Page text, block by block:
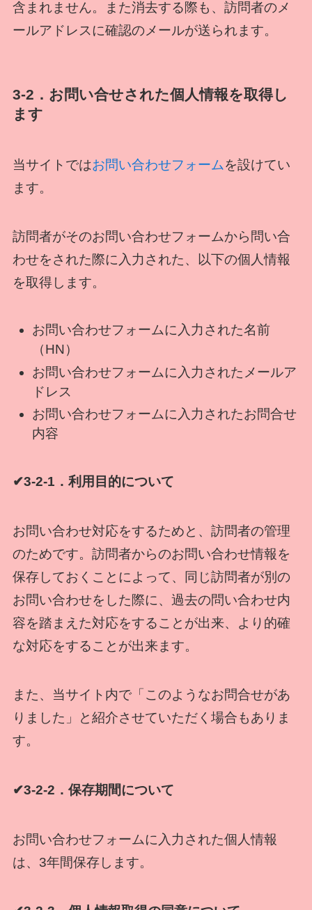
含まれません。また消去する際も、訪問者のメ
ールアドレスに確認のメールが送られます。
3-2．お問い合せされた個人情報を取得し
ます
当サイトではお問い合わせフォームを設けてい
ます。
訪問者がそのお問い合わせフォームから問い合
わせをされた際に入力された、以下の個人情報
を取得します。
お問い合わせフォームに入力された名前
（HN）
お問い合わせフォームに入力されたメールア
ドレス
お問い合わせフォームに入力されたお問合せ
内容
✔3-2-1．利用目的について
お問い合わせ対応をするためと、訪問者の管理
のためです。訪問者からのお問い合わせ情報を
保存しておくことによって、同じ訪問者が別の
お問い合わせをした際に、過去の問い合わせ内
容を踏まえた対応をすることが出来、より的確
な対応をすることが出来ます。
また、当サイト内で「このようなお問合せがあ
りました」と紹介させていただく場合もありま
す。
✔3-2-2．保存期間について
お問い合わせフォームに入力された個人情報
は、3年間保存します。